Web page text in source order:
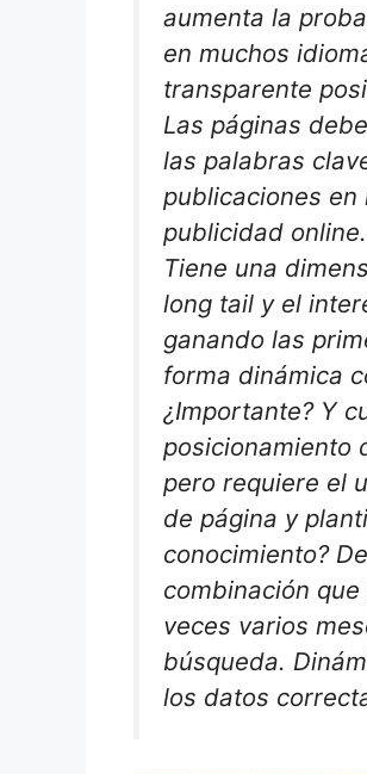
aumenta la
en muchos
transparente
Las páginas
las palabras
publicaciones
publicidad
Tiene una
long tail y el
ganando las
forma dinámica
¿Importante? Y
posicionamiento
pero requiere el
de página y
conocimiento?
combinación
veces varios
búsqueda.
los datos